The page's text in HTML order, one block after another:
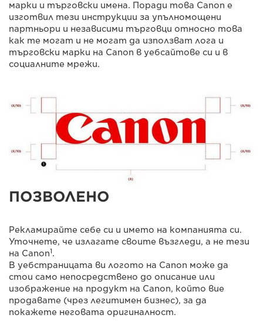
марки и търговски имена. Поради това Canon е
изготвил тези инструкции за упълномощени
партньори и независими търговци относно това
как те могат и не могат да използват лога и
търговски марки на Canon в уебсайтове си и в
социалните мрежи.
ПОЗВОЛЕНО
Рекламирайте себе си и името на компанията си.
Уточнете, че излагате своите възгледи, а не тези
на Canon1.
В уебстраницата ви логото на Canon може да
стои само непосредствено до описание или
изображение на продукт на Canon, който вие
продавате (чрез легитимен бизнес), за да
покажете неговата оригиналност.